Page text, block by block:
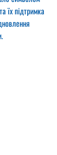
їх підтримка